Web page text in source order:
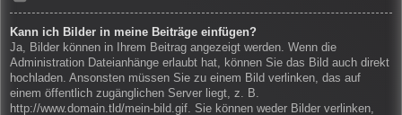
Kann ich Bilder in meine Beiträge einfügen?
Ja, Bilder können in Ihrem Beitrag angezeigt werden. Wenn die
Administration Dateianhänge erlaubt hat, können Sie das Bild auch direkt
hochladen. Ansonsten müssen Sie zu einem Bild verlinken, das auf
einem öffentlich zugänglichen Server liegt, z. B.
http://www.domain.tld/mein-bild.gif. Sie können weder Bilder verlinken,